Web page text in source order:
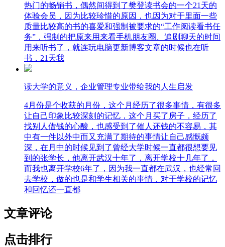
热门的畅销书，偶然间得到了樊登读书会的一个21天的
体验会员，因为比较珍惜的原因，也因为对于里面一些
质量比较高的书的喜爱和强制被要求的“工作阅读看书任
务”，强制的把原来用来看手机朋友圈、追剧聊天的时间
用来听书了，就连玩电脑更新博客文章的时候也在听
书，21天我
读大学的意义，企业管理专业带给我的人生启发
4月份是个收获的月份，这个月经历了很多事情，有很多
让自己印象比较深刻的记忆，这个月买了房子，经历了
找别人借钱的心酸，也感受到了催人还钱的不容易，其
中有一件以外中而又充满了期待的事情让自己感慨颇
深，在月中的时候见到了曾经大学时候一直都很想要见
到的张学长，他离开武汉十年了，离开学校十几年了，
而我也离开学校6年了，因为我一直都在武汉，也经常回
去学校，做的也是和学生相关的事情，对于学校的记忆
和回忆还一直都
文章评论
点击排行